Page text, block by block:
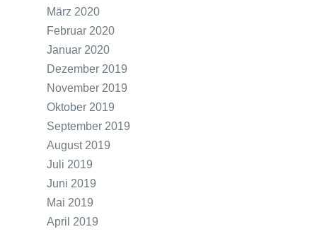
März 2020
Februar 2020
Januar 2020
Dezember 2019
November 2019
Oktober 2019
September 2019
August 2019
Juli 2019
Juni 2019
Mai 2019
April 2019